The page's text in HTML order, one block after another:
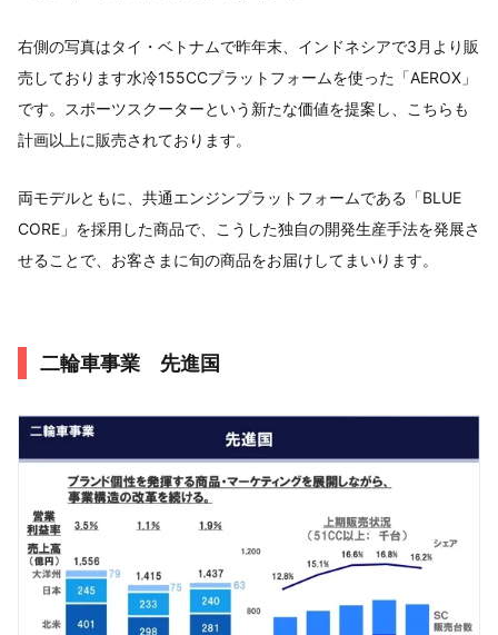
右側の写真はタイ・ベトナムで昨年末、インドネシアで3月より販
売しております水冷155CCプラットフォームを使った「AEROX」
です。スポーツスクーターという新たな価値を提案し、こちらも
計画以上に販売されております。
両モデルともに、共通エンジンプラットフォームである「BLUE
CORE」を採用した商品で、こうした独自の開発生産手法を発展さ
せることで、お客さまに旬の商品をお届けしてまいります。
二輪車事業 先進国